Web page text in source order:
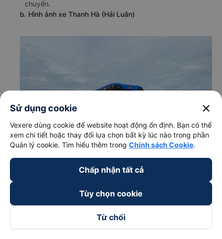
chuyển.
b. Hình ảnh xe Thanh Hà (Hải Luân)
c. Lộ trình, giờ khởi hành và giờ kết thúc của xe khách
Thanh Hà (Hải Luân)
Giờ xuất phát ở Krông Năng - Đắk Lắk: 17:00
Sử dụng cookie close
Vexere dùng cookie để website hoạt động ổn định. Bạn có thể
xem chi tiết hoặc thay đổi lựa chọn bất kỳ lúc nào trong phần
Quản lý cookie. Tìm hiểu thêm trong Chính sách Cookie.
Chấp nhận tất cả
Tùy chọn cookie
Từ chối